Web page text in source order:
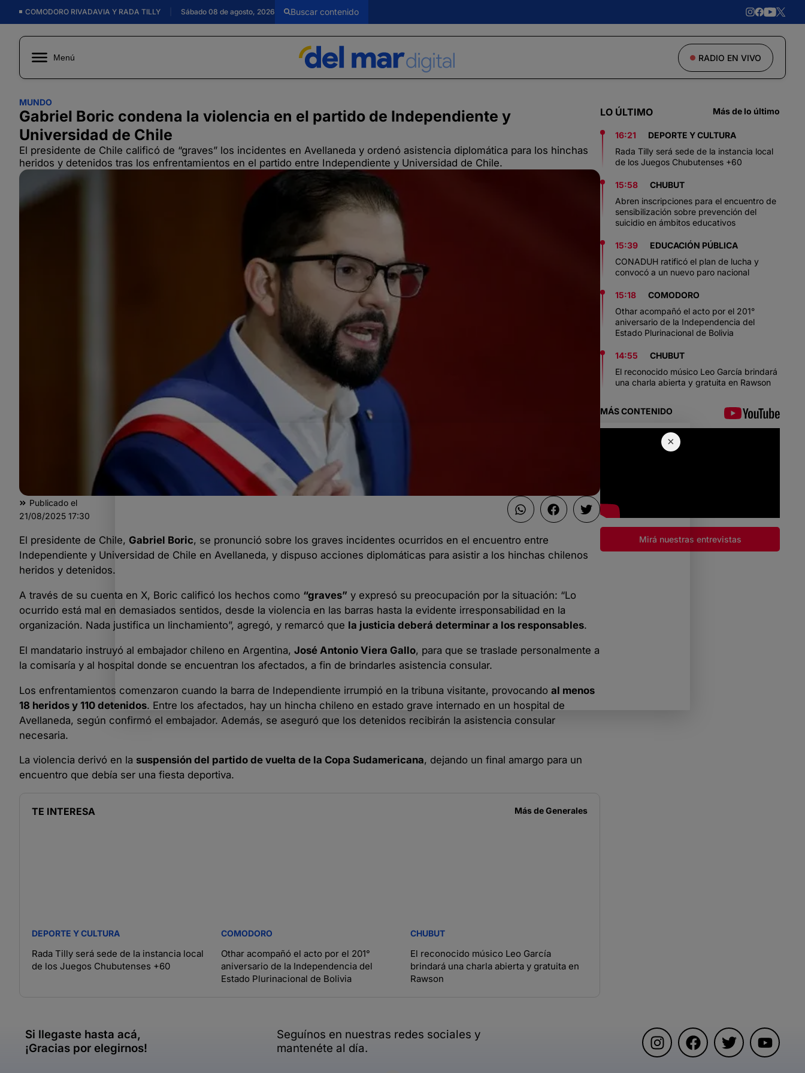
COMODORO RIVADAVIA Y RADA TILLY Sábado 08 de agosto, 2026
Menú RADIO EN VIVO
×
MUNDO
Gabriel Boric condena la violencia en el partido de Independiente y
Universidad de Chile
El presidente de Chile calificó de “graves” los incidentes en Avellaneda y ordenó asistencia diplomática para los hinchas
heridos y detenidos tras los enfrentamientos en el partido entre Independiente y Universidad de Chile.
Publicado el
21/08/2025 17:30
El presidente de Chile, Gabriel Boric, se pronunció sobre los graves incidentes ocurridos en el encuentro entre
Independiente y Universidad de Chile en Avellaneda, y dispuso acciones diplomáticas para asistir a los hinchas chilenos
heridos y detenidos.
A través de su cuenta en X, Boric calificó los hechos como “graves” y expresó su preocupación por la situación: “Lo
ocurrido está mal en demasiados sentidos, desde la violencia en las barras hasta la evidente irresponsabilidad en la
organización. Nada justifica un linchamiento”, agregó, y remarcó que la justicia deberá determinar a los responsables.
El mandatario instruyó al embajador chileno en Argentina, José Antonio Viera Gallo, para que se traslade personalmente a
la comisaría y al hospital donde se encuentran los afectados, a fin de brindarles asistencia consular.
Los enfrentamientos comenzaron cuando la barra de Independiente irrumpió en la tribuna visitante, provocando al menos
18 heridos y 110 detenidos. Entre los afectados, hay un hincha chileno en estado grave internado en un hospital de
Avellaneda, según confirmó el embajador. Además, se aseguró que los detenidos recibirán la asistencia consular
necesaria.
La violencia derivó en la suspensión del partido de vuelta de la Copa Sudamericana, dejando un final amargo para un
encuentro que debía ser una fiesta deportiva.
TE INTERESA Más deGenerales
DEPORTE Y CULTURA
Rada Tilly será sede de la instancia local
de los Juegos Chubutenses +60
COMODORO
Othar acompañó el acto por el 201°
aniversario de la Independencia del
Estado Plurinacional de Bolivia
CHUBUT
El reconocido músico Leo García
brindará una charla abierta y gratuita en
Rawson
LO ÚLTIMO Más de lo último
16:21
DEPORTE Y CULTURA
Rada Tilly será sede de la instancia local
de los Juegos Chubutenses +60
15:58
CHUBUT
Abren inscripciones para el encuentro de
sensibilización sobre prevención del
suicidio en ámbitos educativos
15:39
EDUCACIÓN PÚBLICA
CONADUH ratificó el plan de lucha y
convocó a un nuevo paro nacional
15:18
COMODORO
Othar acompañó el acto por el 201°
aniversario de la Independencia del
Estado Plurinacional de Bolivia
14:55
CHUBUT
El reconocido músico Leo García brindará
una charla abierta y gratuita en Rawson
MÁS CONTENIDO
Mirá nuestras entrevistas
Si llegaste hasta acá,
¡Gracias por elegirnos!
Seguínos en nuestras redes sociales y
mantenéte al día.